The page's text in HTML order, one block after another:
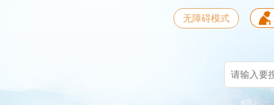
无障碍模式